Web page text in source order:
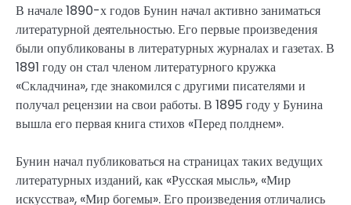
В начале 1890-х годов Бунин начал активно заниматься
литературной деятельностью. Его первые произведения
были опубликованы в литературных журналах и газетах. В
1891 году он стал членом литературного кружка
«Складчина», где знакомился с другими писателями и
получал рецензии на свои работы. В 1895 году у Бунина
вышла его первая книга стихов «Перед полднем».
Бунин начал публиковаться на страницах таких ведущих
литературных изданий, как «Русская мысль», «Мир
искусства», «Мир богемы». Его произведения отличались